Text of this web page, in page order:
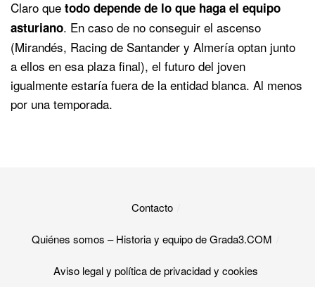
Claro que todo depende de lo que haga el equipo
asturiano. En caso de no conseguir el ascenso
(Mirandés, Racing de Santander y Almería optan junto
a ellos en esa plaza final), el futuro del joven
igualmente estaría fuera de la entidad blanca. Al menos
por una temporada.
Contacto
Quiénes somos – Historia y equipo de Grada3.COM
Aviso legal y política de privacidad y cookies​